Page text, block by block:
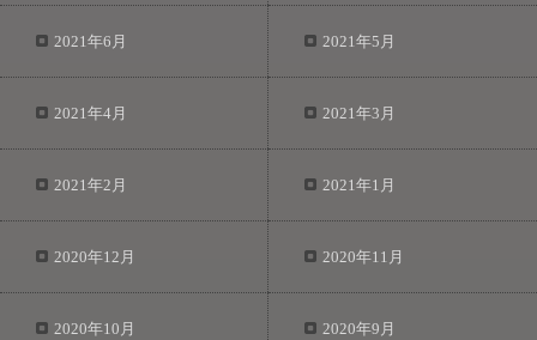
2021年6月 2021年5月
2021年4月 2021年3月
2021年2月 2021年1月
2020年12月 2020年11月
2020年10月 2020年9月